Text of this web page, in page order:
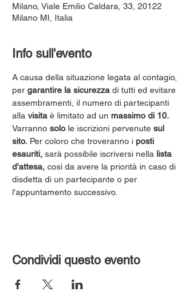
Milano, Viale Emilio Caldara, 33, 20122
Milano MI, Italia
Info sull'evento
A causa della situazione legata al contagio,
per garantire la sicurezza di tutti ed evitare
assembramenti, il numero di partecipanti
alla visita è limitato ad un massimo di 10.
Varranno solo le iscrizioni pervenute sul
sito. Per coloro che troveranno i posti
esauriti, sarà possibile iscriversi nella lista
d'attesa, così da avere la priorità in caso di
disdetta di un partecipante o per
l'appuntamento successivo.
Condividi questo evento